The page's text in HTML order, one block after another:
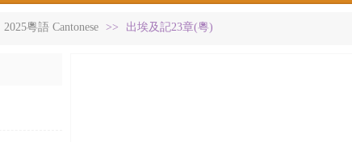
2025粵語 Cantonese >> 出埃及記23章(粵)